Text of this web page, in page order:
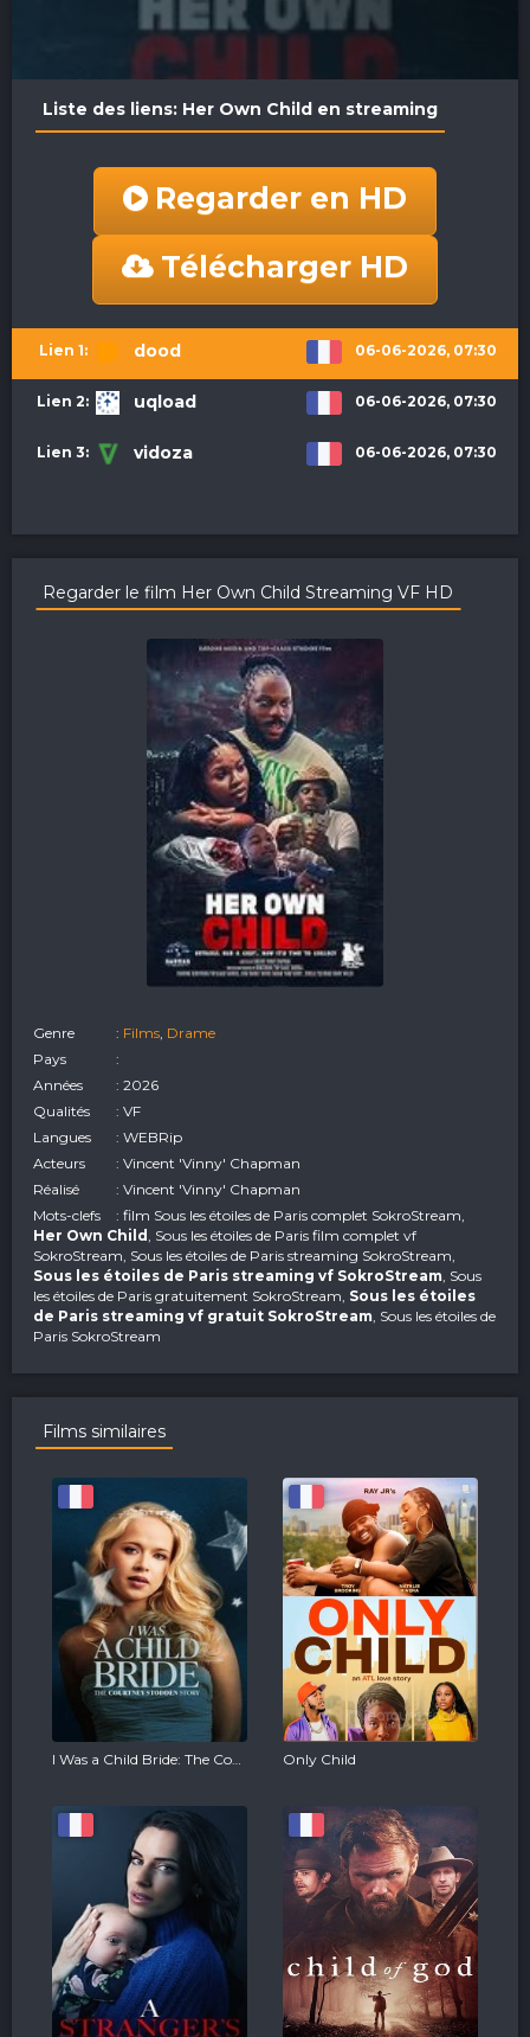
Liste des liens: Her Own Child en streaming
Regarder en HD
Télécharger HD
dood 06-06-2026, 07:30
uqload 06-06-2026, 07:30
vidoza 06-06-2026, 07:30
Regarder le film Her Own Child Streaming VF HD
Genre : Films, Drame
Pays
:
Années
: 2026
Qualités
: VF
Langues
: WEBRip
Acteurs
: Vincent 'Vinny' Chapman
Réalisé
: Vincent 'Vinny' Chapman
Mots-clefs
: film Sous les étoiles de Paris complet SokroStream,
Her Own Child , Sous les étoiles de Paris film complet vf
SokroStream, Sous les étoiles de Paris streaming SokroStream,
Sous les étoiles de Paris streaming vf SokroStream, Sous
les étoiles de Paris gratuitement SokroStream, Sous les étoiles
de Paris streaming vf gratuit SokroStream, Sous les étoiles de
Paris SokroStream
Films similaires
I Was a Child Bride: The Courtney Stodden Story Only Child